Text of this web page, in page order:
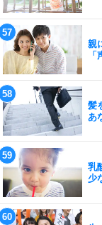
親
髪
あ
乳
少